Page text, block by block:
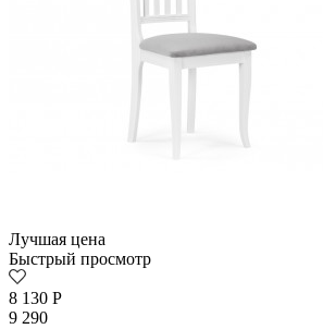
Лучшая цена
Быстрый просмотр
8 130 Р
9 290